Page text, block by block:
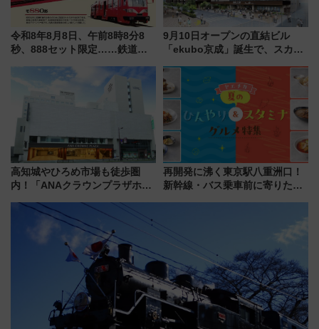
令和8年8月8日、午前8時8分8
秒、888セット限定……鉄道各
9月10日オープンの直結ビル
「ekubo京成」誕生で、スカイ
新鎌ヶ谷はどう変わる？ 全テナ
ント情報も公開！
高知城やひろめ市場も徒歩圏
内！「ANAクラウンプラザホテ
再開発に沸く東京駅八重洲口！
新幹線・バス乗車前に寄りたい